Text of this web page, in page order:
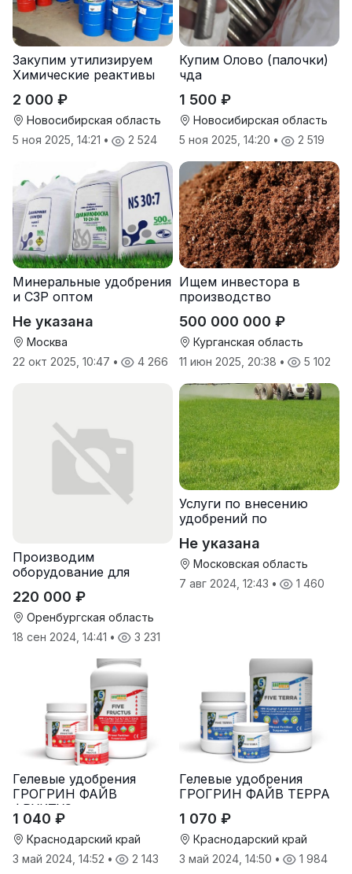
Закупим утилизируем
Химические реактивы
2 000 ₽
Новосибирская область
5 ноя 2025, 14:21 • 2 524
Купим Олово (палочки)
чда
1 500 ₽
Новосибирская область
5 ноя 2025, 14:20 • 2 519
Минеральные удобрения
и СЗР оптом
Не указана
Москва
22 окт 2025, 10:47 • 4 266
Ищем инвестора в
производство
почвоулучшителей
500 000 000 ₽
Курганская область
11 июн 2025, 20:38 • 5 102
Производим
оборудование для
220 000 ₽
Оренбургская область
18 сен 2024, 14:41 • 3 231
Услуги по внесению
удобрений по
грунту, услуги по
опрыскиванию полей,
услуги пневмо
Не указана
Московская область
7 авг 2024, 12:43 • 1 460
Гелевые удобрения
ГРОГРИН ФАЙВ
ФРУКТУС
1 040 ₽
Краснодарский край
3 май 2024, 14:52 • 2 143
Гелевые удобрения
ГРОГРИН ФАЙВ ТЕРРА
1 070 ₽
Краснодарский край
3 май 2024, 14:50 • 1 984